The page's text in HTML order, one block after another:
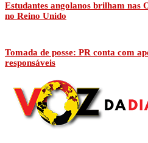
Estudantes angolanos brilham nas
no Reino Unido
Tomada de posse: PR conta com
responsáveis